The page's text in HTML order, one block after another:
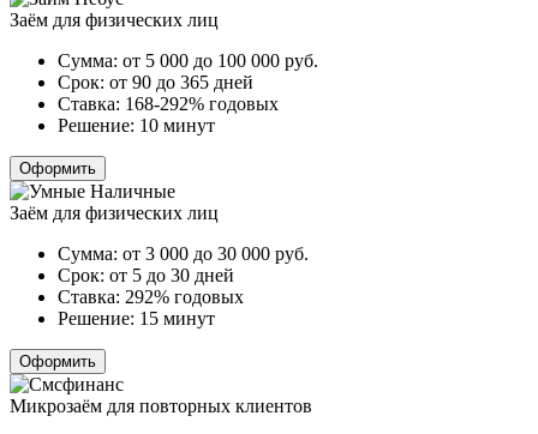
Заём для физических лиц
Сумма: от 5 000 до 100 000 руб.
Срок: от 90 до 365 дней
Ставка: 168-292% годовых
Решение: 10 минут
Оформить
Заём для физических лиц
Сумма: от 3 000 до 30 000 руб.
Срок: от 5 до 30 дней
Ставка: 292% годовых
Решение: 15 минут
Оформить
Микрозаём для повторных клиентов